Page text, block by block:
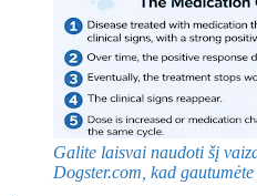
Galite laisvai naudoti šį
Dogster.com, kad